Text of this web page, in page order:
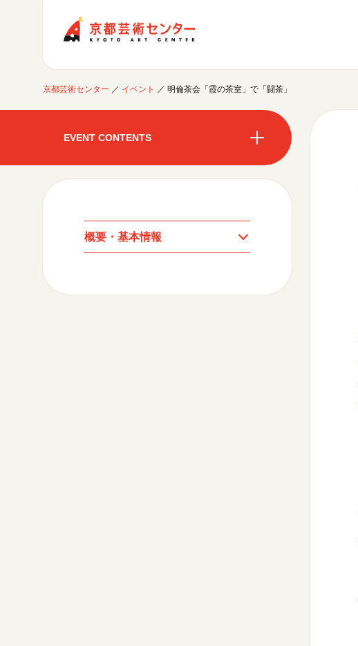
ご利用案内
取材／視察・見学／撮影
イベントに参加する
開催中のイベント
制作室を使う
制作室の設備
公募情報
京都芸術センター ／ イベント ／ 明倫茶会「霞の茶室」で「闘茶」
EVENT CONTENTS
開催中のイベント
月間スケジュール
これまでのイベント
概要・基本情報